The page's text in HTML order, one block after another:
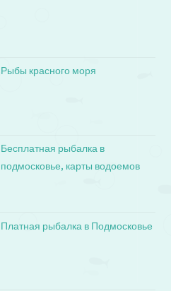
Рыбы красного моря
Бесплатная рыбалка в
подмосковье, карты водоемов
Платная рыбалка в Подмосковье